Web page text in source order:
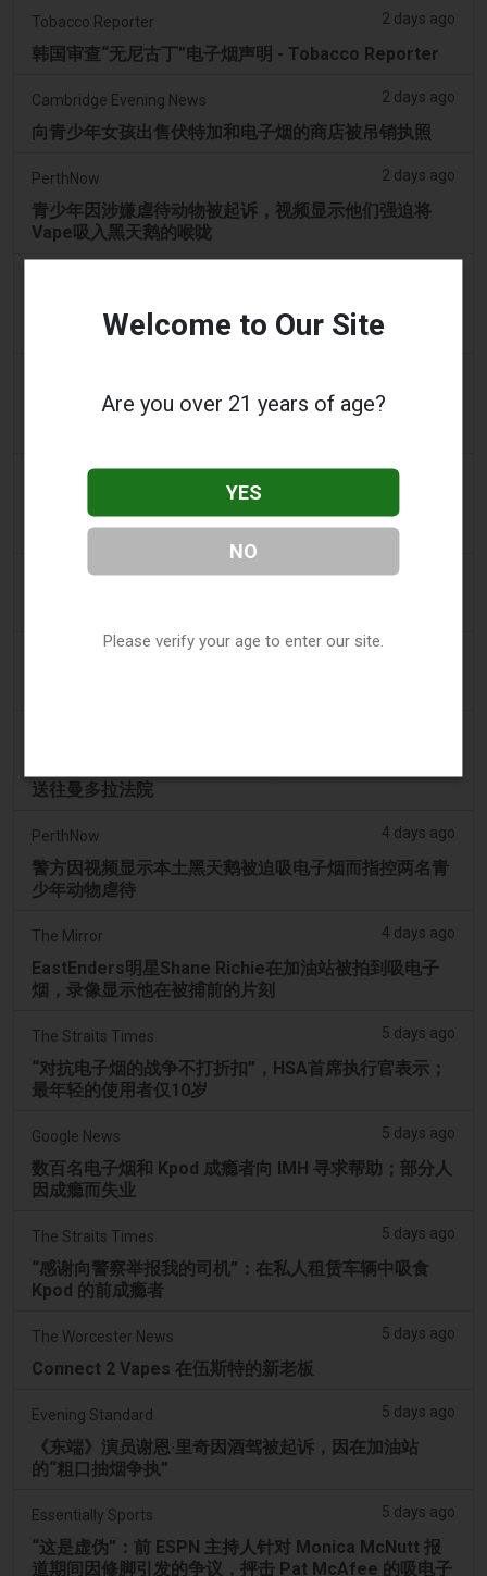
Tobacco Reporter 2 days ago
韩国审查“无尼古丁”电子烟声明 - Tobacco Reporter
Cambridge Evening News 2 days ago
向青少年女孩出售伏特加和电子烟的商店被吊销执照
PerthNow 2 days ago
青少年因涉嫌虐待动物被起诉，视频显示他们强迫将
Vape吸入黑天鹅的喉咙
中国江苏烟草垄断局和药品监管部门针对伪装成医疗器
械的非法电子烟销售，界定六类违规行为
宾夕法尼亚州在宪法挑战中捍卫风味电子烟法 -
Confidentenamibia 3 days ago
利润高于学生：价值十亿美元的电子烟丑闻正在毒害纳
米比亚的未来领导者
7NEWS Australia 3 days ago
送往曼多拉法院
PerthNow 4 days ago
警方因视频显示本土黑天鹅被迫吸电子烟而指控两名青
少年动物虐待
The Mirror 4 days ago
EastEnders明星Shane Richie在加油站被拍到吸电子
烟，录像显示他在被捕前的片刻
The Straits Times 5 days ago
“对抗电子烟的战争不打折扣”，HSA首席执行官表示；
最年轻的使用者仅10岁
Google News 5 days ago
数百名电子烟和 Kpod 成瘾者向 IMH 寻求帮助；部分人
因成瘾而失业
The Straits Times 5 days ago
“感谢向警察举报我的司机”：在私人租赁车辆中吸食
Kpod 的前成瘾者
The Worcester News 5 days ago
Connect 2 Vapes 在伍斯特的新老板
Evening Standard 5 days ago
《东端》演员谢恩·里奇因酒驾被起诉，因在加油站
的“粗口抽烟争执”
Essentially Sports 5 days ago
“这是虚伪”：前 ESPN 主持人针对 Monica McNutt 报
道期间因修脚引发的争议，抨击 Pat McAfee 的吸电子
Welcome to Our Site
Are you over 21 years of age?
YES
NO
Please verify your age to enter our site.